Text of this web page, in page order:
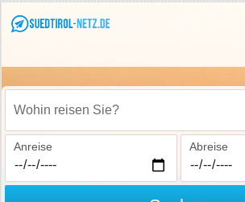
Wohin reisen Sie?
Anreise Abreise